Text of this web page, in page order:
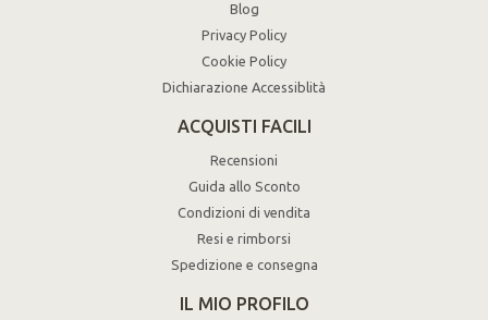
Blog
Privacy Policy
Cookie Policy
Dichiarazione Accessiblità
ACQUISTI FACILI
Recensioni
Guida allo Sconto
Condizioni di vendita
Resi e rimborsi
Spedizione e consegna
IL MIO PROFILO